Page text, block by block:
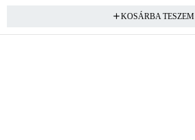
KOSÁRBA TESZEM